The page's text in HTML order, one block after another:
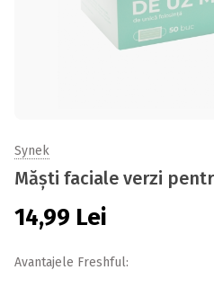
Synek
Măști faciale verzi
14,99 Lei
Avantajele Freshful: